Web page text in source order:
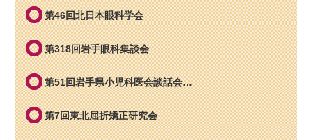
第46回北日本眼科学会
第318回岩手眼科集談会
第51回岩手県小児科医会談話会…
第7回東北屈折矯正研究会